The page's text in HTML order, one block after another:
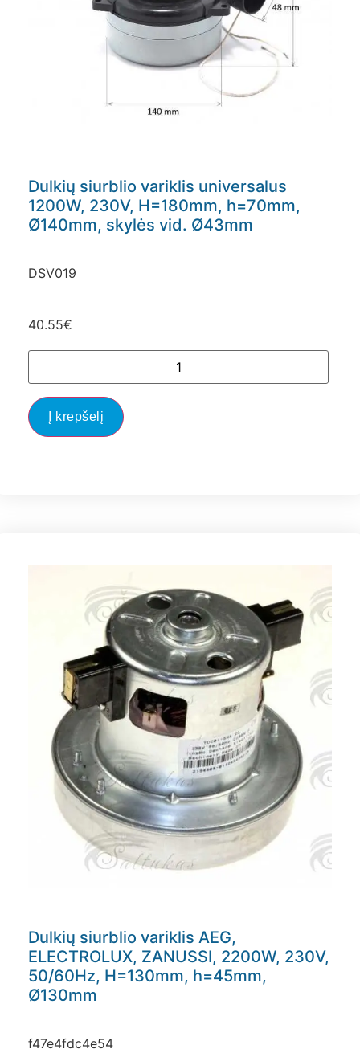
Dulkių siurblio variklis universalus
1200W, 230V, H=180mm, h=70mm,
Ø140mm, skylės vid. Ø43mm
DSV019
40.55€
Į krepšelį
Dulkių siurblio variklis AEG,
ELECTROLUX, ZANUSSI, 2200W, 230V,
50/60Hz, H=130mm, h=45mm,
Ø130mm
f47e4fdc4e54